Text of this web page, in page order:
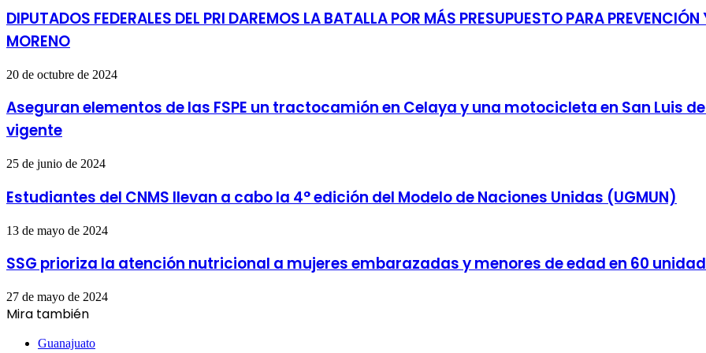
DIPUTADOS FEDERALES DEL PRI DAREMOS LA BATALLA POR MÁS PRESUPUESTO PARA
MORENO
20 de octubre de 2024
Aseguran elementos de las FSPE un tractocamión en Celaya y una motocicleta en San Luis
vigente
25 de junio de 2024
Estudiantes del CNMS llevan a cabo la 4° edición del Modelo de Naciones Unidas (UGMUN)
13 de mayo de 2024
SSG prioriza la atención nutricional a mujeres embarazadas y menores de edad en 60
27 de mayo de 2024
Mira también
Guanajuato